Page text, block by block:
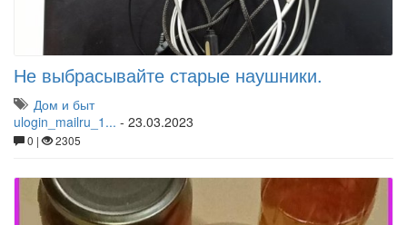
Не выбрасывайте старые наушники.
Дом и быт
ulogin_mailru_1... - 23.03.2023
0 | 2305